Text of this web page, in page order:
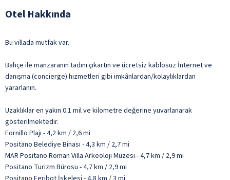
Otel Hakkında
Bu villada mutfak var.
Bahçe ile manzaranın tadını çıkartın ve ücretsiz kablosuz İnternet ve
danışma (concierge) hizmetleri gibi imkânlardan/kolaylıklardan
yararlanın.
Uzaklıklar en yakın 0.1 mil ve kilometre değerine yuvarlanarak
gösterilmektedir.
Fornillo Plajı - 4,2 km / 2,6 mi
Positano Belediye Binası - 4,3 km / 2,7 mi
MAR Positano Roman Villa Arkeoloji Müzesi - 4,7 km / 2,9 mi
Positano Turizm Bürosu - 4,7 km / 2,9 mi